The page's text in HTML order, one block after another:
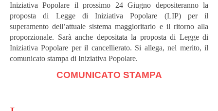
Iniziativa Popolare il prossimo 24 Giugno depositeranno la
proposta di Legge di Iniziativa Popolare (LIP) per il
superamento dell’attuale sistema maggioritario e il ritorno alla
proporzionale. Sarà anche depositata la proposta di Legge di
Iniziativa Popolare per il cancellierato. Si allega, nel merito, il
comunicato stampa di Iniziativa Popolare.
COMUNICATO STAMPA